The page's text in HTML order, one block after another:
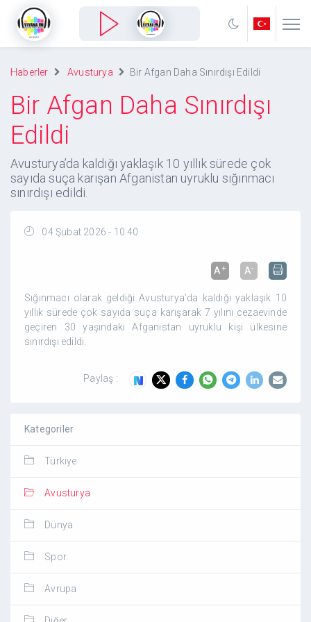
Haberler Avusturya Bir Afgan Daha Sınırdışı Edildi
Bir Afgan Daha Sınırdışı
Edildi
Avusturya’da kaldığı yaklaşık 10 yıllık sürede çok
sayıda suça karışan Afganistan uyruklu sığınmacı
sınırdışı edildi.
04 Şubat 2026 - 10:40
A+ A-
Sığınmacı olarak geldiği Avusturya’da kaldığı yaklaşık 10
yıllık sürede çok sayıda suça karışarak 7 yılını cezaevinde
geçiren 30 yaşındaki Afganistan uyruklu kişi ülkesine
sınırdışı edildi.
Paylaş :
Kategoriler
Türkiye
Avusturya
Dünya
Spor
Avrupa